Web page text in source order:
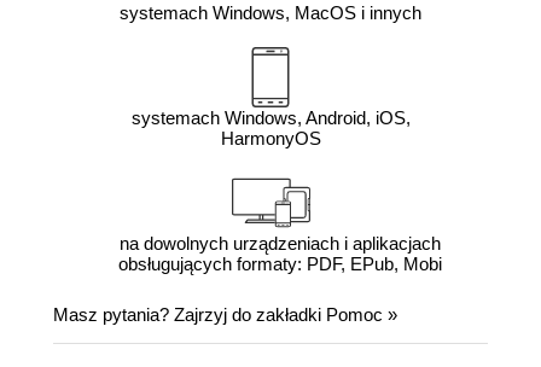
systemach Windows, MacOS i innych
systemach Windows, Android, iOS,
HarmonyOS
na dowolnych urządzeniach i aplikacjach
obsługujących formaty: PDF, EPub, Mobi
Masz pytania? Zajrzyj do zakładki Pomoc »